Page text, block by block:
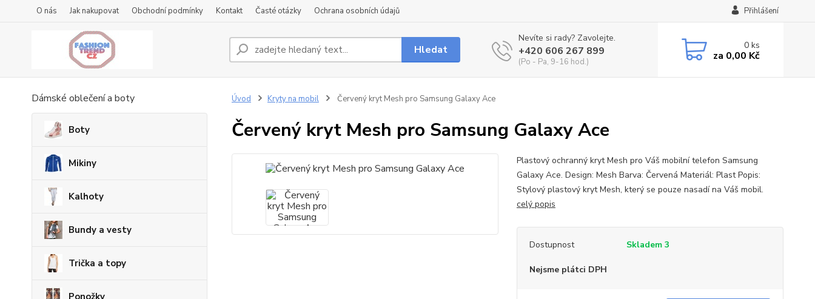
O nás Jak nakupovat Obchodní podmínky Kontakt Časté otázky Ochrana osobních údajů Přihlášení
Hledat
Nevíte si rady? Zavolejte.
+420 606 267 899
(Po - Pa, 9-16 hod.)
0ks
za 0,00 Kč
Dámské oblečení a boty
Boty
Mikiny
Kalhoty
Bundy a vesty
Trička a topy
Ponožky
Úvod Kryty na mobil Červený kryt Mesh pro Samsung Galaxy Ace
Červený kryt Mesh pro Samsung Galaxy Ace
Plastový ochranný kryt Mesh pro Váš mobilní telefon Samsung
Galaxy Ace. Design: Mesh Barva: Červená Materiál: Plast Popis:
Stylový plastový kryt Mesh, který se pouze nasadí na Váš mobil.
celý popis
Dostupnost Skladem 3
Nejsme plátci DPH